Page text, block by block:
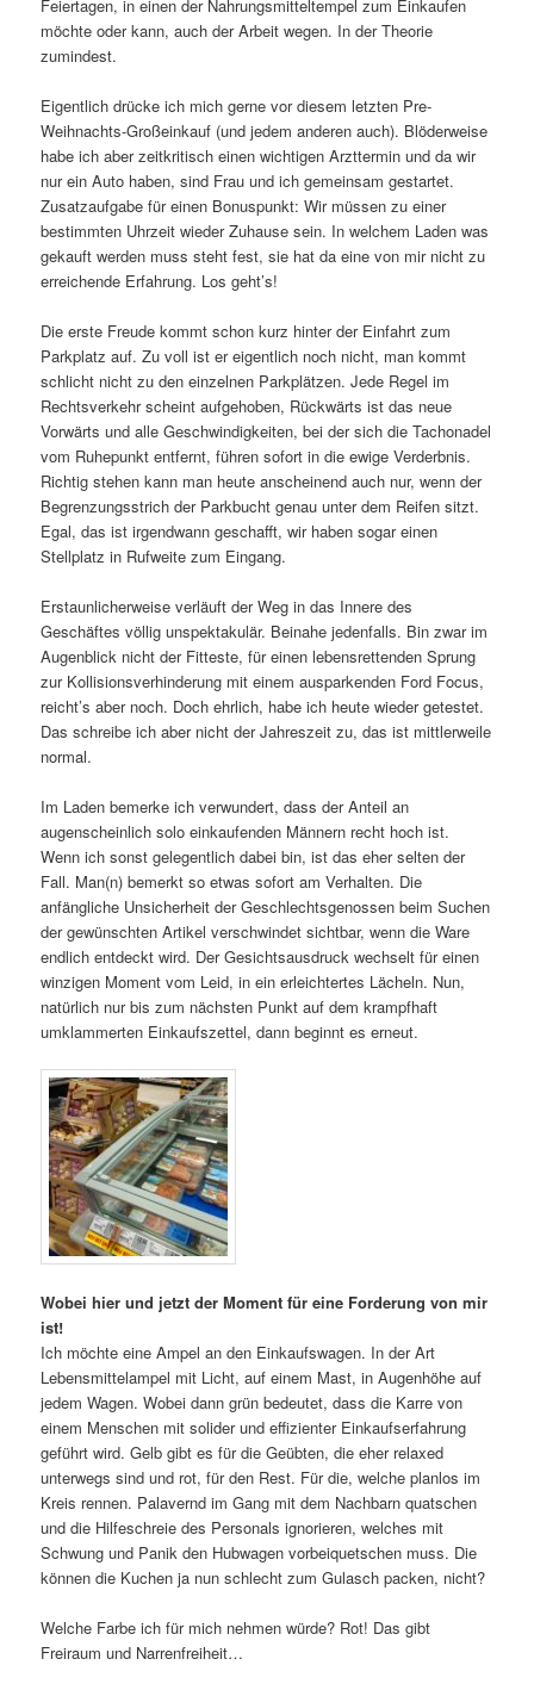
Feiertagen, in einen der Nahrungsmitteltempel zum Einkaufen
möchte oder kann, auch der Arbeit wegen. In der Theorie
zumindest.
Eigentlich drücke ich mich gerne vor diesem letzten Pre-
Weihnachts-Großeinkauf (und jedem anderen auch). Blöderweise
habe ich aber zeitkritisch einen wichtigen Arzttermin und da wir
nur ein Auto haben, sind Frau und ich gemeinsam gestartet.
Zusatzaufgabe für einen Bonuspunkt: Wir müssen zu einer
bestimmten Uhrzeit wieder Zuhause sein. In welchem Laden was
gekauft werden muss steht fest, sie hat da eine von mir nicht zu
erreichende Erfahrung. Los geht’s!
Die erste Freude kommt schon kurz hinter der Einfahrt zum
Parkplatz auf. Zu voll ist er eigentlich noch nicht, man kommt
schlicht nicht zu den einzelnen Parkplätzen. Jede Regel im
Rechtsverkehr scheint aufgehoben, Rückwärts ist das neue
Vorwärts und alle Geschwindigkeiten, bei der sich die Tachonadel
vom Ruhepunkt entfernt, führen sofort in die ewige Verderbnis.
Richtig stehen kann man heute anscheinend auch nur, wenn der
Begrenzungsstrich der Parkbucht genau unter dem Reifen sitzt.
Egal, das ist irgendwann geschafft, wir haben sogar einen
Stellplatz in Rufweite zum Eingang.
Erstaunlicherweise verläuft der Weg in das Innere des
Geschäftes völlig unspektakulär. Beinahe jedenfalls. Bin zwar im
Augenblick nicht der Fitteste, für einen lebensrettenden Sprung
zur Kollisionsverhinderung mit einem ausparkenden Ford Focus,
reicht’s aber noch. Doch ehrlich, habe ich heute wieder getestet.
Das schreibe ich aber nicht der Jahreszeit zu, das ist mittlerweile
normal.
Im Laden bemerke ich verwundert, dass der Anteil an
augenscheinlich solo einkaufenden Männern recht hoch ist.
Wenn ich sonst gelegentlich dabei bin, ist das eher selten der
Fall. Man(n) bemerkt so etwas sofort am Verhalten. Die
anfängliche Unsicherheit der Geschlechtsgenossen beim Suchen
der gewünschten Artikel verschwindet sichtbar, wenn die Ware
endlich entdeckt wird. Der Gesichtsausdruck wechselt für einen
winzigen Moment vom Leid, in ein erleichtertes Lächeln. Nun,
natürlich nur bis zum nächsten Punkt auf dem krampfhaft
umklammerten Einkaufszettel, dann beginnt es erneut.
Wobei hier und jetzt der Moment für eine Forderung von mir
ist!
Ich möchte eine Ampel an den Einkaufswagen. In der Art
Lebensmittelampel mit Licht, auf einem Mast, in Augenhöhe auf
jedem Wagen. Wobei dann grün bedeutet, dass die Karre von
einem Menschen mit solider und effizienter Einkaufserfahrung
geführt wird. Gelb gibt es für die Geübten, die eher relaxed
unterwegs sind und rot, für den Rest. Für die, welche planlos im
Kreis rennen. Palavernd im Gang mit dem Nachbarn quatschen
und die Hilfeschreie des Personals ignorieren, welches mit
Schwung und Panik den Hubwagen vorbeiquetschen muss. Die
können die Kuchen ja nun schlecht zum Gulasch packen, nicht?
Welche Farbe ich für mich nehmen würde? Rot! Das gibt
Freiraum und Narrenfreiheit…